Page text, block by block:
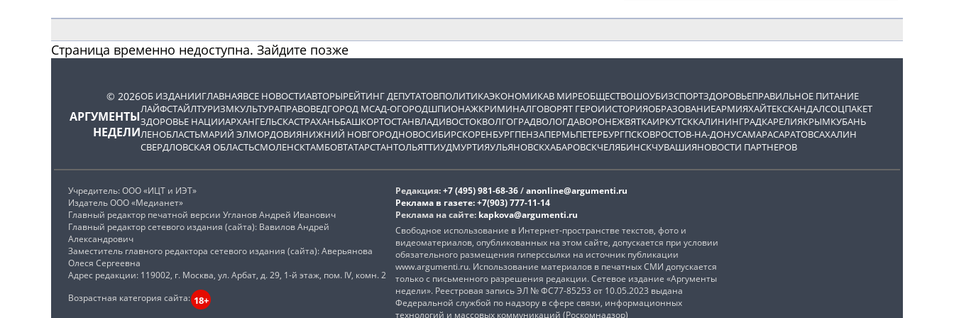
Страница временно недоступна. Зайдите позже
© 2026
АРГУМЕНТЫ
НЕДЕЛИ
ОБ ИЗДАНИИГЛАВНАЯВСЕ НОВОСТИАВТОРЫРЕЙТИНГ ДЕПУТАТОВПОЛИТИКАЭКОНОМИКАВ МИРЕОБЩЕСТВОШОУБИЗСПОРТЗДОРОВЬЕПРАВИЛЬНОЕ ПИТАНИЕ
ЛАЙФСТАЙЛТУРИЗМКУЛЬТУРАПРАВОВЕДГОРОД МСАД-ОГОРОДШПИОНАЖКРИМИНАЛГОВОРЯТ ГЕРОИИСТОРИЯОБРАЗОВАНИЕАРМИЯХАЙТЕКСКАНДАЛСОЦПАКЕТ
ЗДОРОВЬЕ НАЦИИАРХАНГЕЛЬСКАСТРАХАНЬБАШКОРТОСТАНВЛАДИВОСТОКВОЛГОГРАДВОЛОГДАВОРОНЕЖВЯТКАИРКУТСККАЛИНИНГРАДКАРЕЛИЯКРЫМКУБАНЬ
ЛЕНОБЛАСТЬМАРИЙ ЭЛМОРДОВИЯНИЖНИЙ НОВГОРОДНОВОСИБИРСКОРЕНБУРГПЕНЗАПЕРМЬПЕТЕРБУРГПСКОВРОСТОВ-НА-ДОНУСАМАРАСАРАТОВСАХАЛИН
СВЕРДЛОВСКАЯ ОБЛАСТЬСМОЛЕНСКТАМБОВТАТАРСТАНТОЛЬЯТТИУДМУРТИЯУЛЬЯНОВСКХАБАРОВСКЧЕЛЯБИНСКЧУВАШИЯНОВОСТИ ПАРТНЕРОВ
Учредитель: ООО «ИЦТ и ИЭТ»
Издатель ООО «Медианет»
Главный редактор печатной версии Угланов Андрей Иванович
Главный редактор сетевого издания (сайта): Вавилов Андрей
Александрович
Заместитель главного редактора сетевого издания (сайта): Аверьянова
Олеся Сергеевна
Адрес редакции: 119002, г. Москва, ул. Арбат, д. 29, 1-й этаж, пом. IV, комн. 2
Возрастная категория сайта: 18+
Редакция:+7 (495) 981-68-36/anonline@argumenti.ru
Реклама в газете:+7(903) 777-11-14
Реклама на сайте: kapkova@argumenti.ru
Свободное использование в Интернет-пространстве текстов, фото и
видеоматериалов, опубликованных на этом сайте, допускается при условии
обязательного размещения гиперссылки на источник публикации
www.argumenti.ru. Использование материалов в печатных СМИ допускается
только с письменного разрешения редакции. Сетевое издание «Аргументы
недели». Реестровая запись ЭЛ № ФС77-85253 от 10.05.2023 выдана
Федеральной службой по надзору в сфере связи, информационных
технологий и массовых коммуникаций (Роскомнадзор)